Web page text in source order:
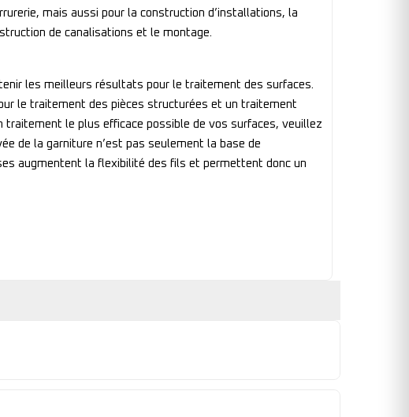
mais aussi pour la construction d’installations, la
de canalisations et le montage.
les meilleurs résultats pour le traitement des surfaces.
le traitement des pièces structurées et un traitement
le plus efficace possible de vos surfaces, veuillez
de la garniture n’est pas seulement la base de
augmentent la flexibilité des fils et permettent donc un